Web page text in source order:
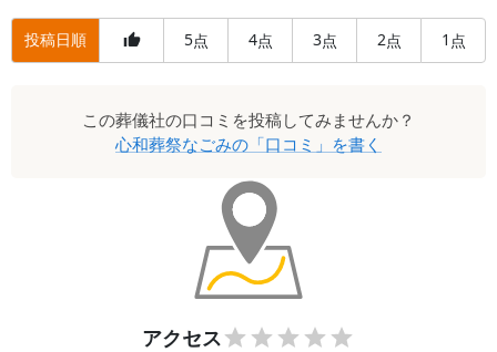
投稿日順 5点 4点 3点 2点 1 点
この葬儀社の口コミを投稿してみませんか？
心和葬祭なごみの「口コミ」を書く
アクセス